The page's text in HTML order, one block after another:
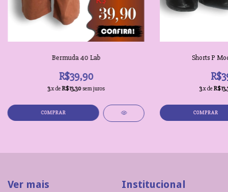
Bermuda 40 Lab
R$39,90
3x deR$13,30sem juros
Shorts P
3x de
Ver mais Institucional